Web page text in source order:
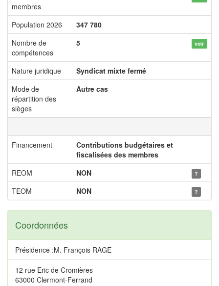
membres
Population 2026
347 780
Nombre de
compétences
5 voir
Nature juridique
Syndicat mixte fermé
Mode de
répartition des
sièges
Autre cas
Financement
Contributions budgétaires et
fiscalisées des membres
REOM
NON ?
TEOM NON ?
Coordonnées
Présidence :M. François RAGE
12 rue Eric de Cromières
63000 Clermont-Ferrand